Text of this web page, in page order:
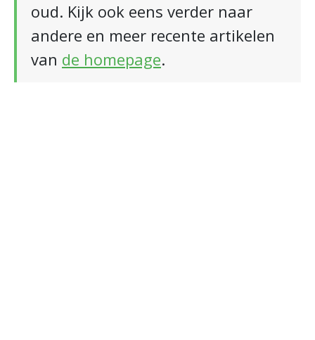
oud. Kijk ook eens verder naar
andere en meer recente artikelen
van de homepage.